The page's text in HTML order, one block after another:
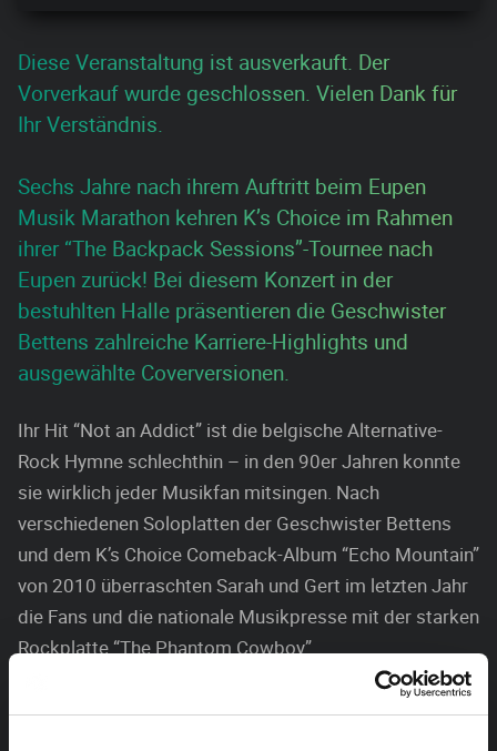
Diese Veranstaltung ist ausverkauft. Der
Vorverkauf wurde geschlossen. Vielen Dank für
Ihr Verständnis.
Sechs Jahre nach ihrem Auftritt beim Eupen
Musik Marathon kehren K’s Choice im Rahmen
ihrer “The Backpack Sessions”-Tournee nach
Eupen zurück! Bei diesem Konzert in der
bestuhlten Halle präsentieren die Geschwister
Bettens zahlreiche Karriere-Highlights und
ausgewählte Coverversionen.
Ihr Hit “Not an Addict” ist die belgische Alternative-
Rock Hymne schlechthin – in den 90er Jahren konnte
sie wirklich jeder Musikfan mitsingen. Nach
verschiedenen Soloplatten der Geschwister Bettens
und dem K’s Choice Comeback-Album “Echo Mountain”
von 2010 überraschten Sarah und Gert im letzten Jahr
die Fans und die nationale Musikpresse mit der starken
Rockplatte “The Phantom Cowboy”.
Das Werk wurde als bestes Album ihrer seit 1992